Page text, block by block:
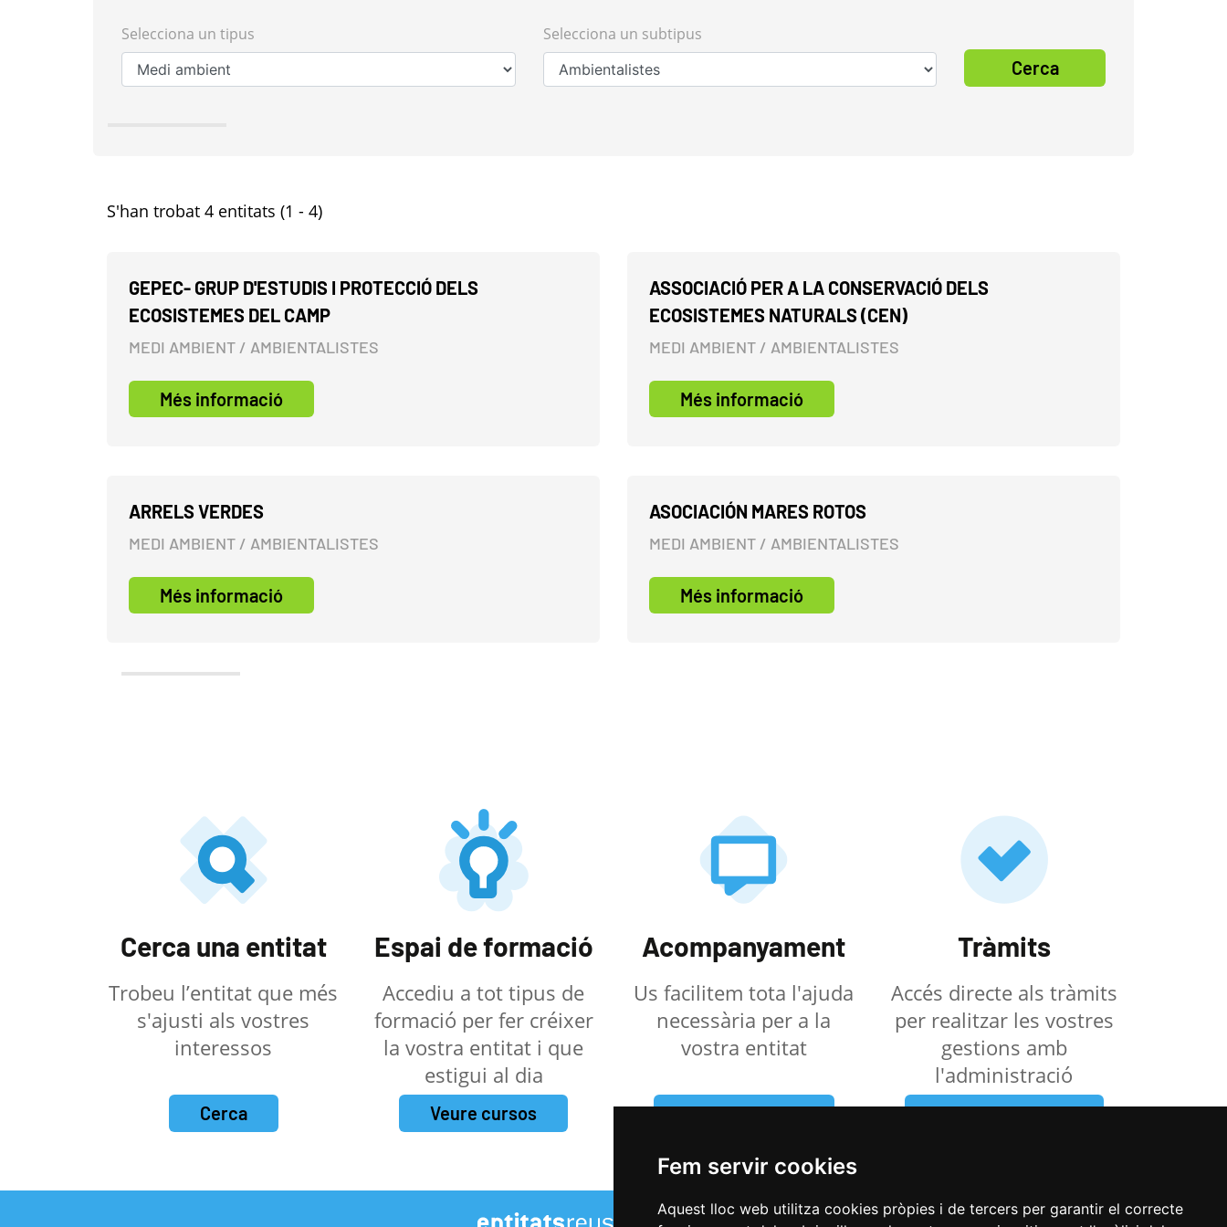
Fem servir cookies
Aquest lloc web utilitza cookies pròpies i de tercers per garantir el correcte
Selecciona un tipus Selecciona un subtipus
Cerca
S'han trobat 4 entitats (1 - 4)
GEPEC- GRUP D'ESTUDIS I PROTECCIÓ DELS
ECOSISTEMES DEL CAMP
MEDI AMBIENT / AMBIENTALISTES
Més informació
ASSOCIACIÓ PER A LA CONSERVACIÓ DELS
ECOSISTEMES NATURALS (CEN)
MEDI AMBIENT / AMBIENTALISTES
Més informació
ARRELS VERDES
MEDI AMBIENT / AMBIENTALISTES
Més informació
ASOCIACIÓN MARES ROTOS
MEDI AMBIENT / AMBIENTALISTES
Més informació
Cerca una entitat
Trobeu l’entitat que més
s'ajusti als vostres
interessos
Cerca
Espai de formació
Accediu a tot tipus de
formació per fer créixer
la vostra entitat i que
estigui al dia
Veure cursos
Acompanyament
Us facilitem tota l'ajuda
necessària per a la
vostra entitat
Fer una petició
Tràmits
Accés directe als tràmits
per realitzar les vostres
gestions amb
l'administració
Veure els tràmits